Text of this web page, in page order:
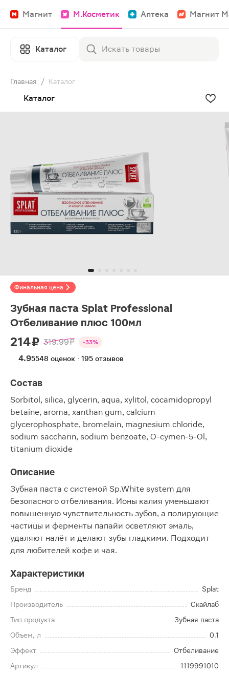
Магнит М.Косметик Аптека Магнит
Каталог
Главная / Каталог
Каталог
Финальная цена
Зубная паста Splat Professional
Отбеливание плюс 100мл
214 ₽ 319.99 ₽ -33%
4.95548 оценок · 195 отзывов
Состав
Sorbitol, silica, glycerin, aqua, xylitol, cocamidopropyl
betaine, aroma, xanthan gum, calcium
glycerophosphate, bromelain, magnesium chloride,
sodium saccharin, sodium benzoate, O-cymen-5-Ol,
titanium dioxide
Описание
Зубная паста с системой Sp.White system для
безопасного отбеливания. Ионы калия уменьшают
повышенную чувствительность зубов, а полирующие
частицы и ферменты папайи осветляют эмаль,
удаляют налёт и делают зубы гладкими. Подходит
для любителей кофе и чая.
Характеристики
Бренд
Splat
Производитель
Скайлаб
Тип продукта
Зубная паста
Объем, л
0.1
Эффект
Отбеливание
Артикул
1119991010